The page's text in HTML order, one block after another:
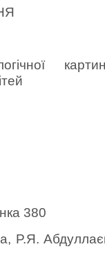
380
P.Я.